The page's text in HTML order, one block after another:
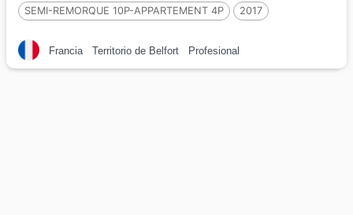
SEMI-REMORQUE 10P-APPARTEMENT 4P
2017
Francia
Territorio de Belfort Profesional